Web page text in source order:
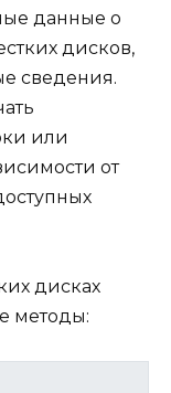
данные о
дисков,
сведения.
или
от
дисках
методы: